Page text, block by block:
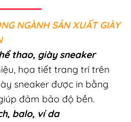
NGÀNH SẢN XUẤT GIÀY
thao, giày sneaker
họa tiết trang trí trên
sneaker được in bằng
đảm bảo độ bền.
balo, ví da